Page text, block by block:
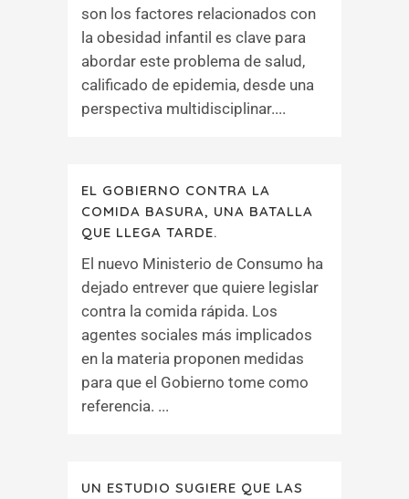
son los factores relacionados con
la obesidad infantil es clave para
abordar este problema de salud,
calificado de epidemia, desde una
perspectiva multidisciplinar....
EL GOBIERNO CONTRA LA
COMIDA BASURA, UNA BATALLA
QUE LLEGA TARDE.
El nuevo Ministerio de Consumo ha
dejado entrever que quiere legislar
contra la comida rápida. Los
agentes sociales más implicados
en la materia proponen medidas
para que el Gobierno tome como
referencia. ...
UN ESTUDIO SUGIERE QUE LAS